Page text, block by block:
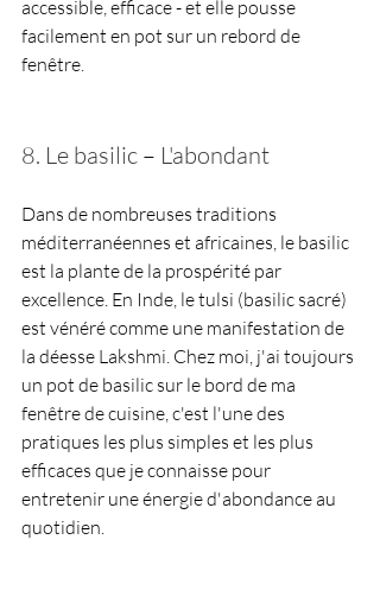
accessible, efficace - et elle pousse
facilement en pot sur un rebord de
fenêtre.
8. Le basilic – L'abondant
Dans de nombreuses traditions
méditerranéennes et africaines, le basilic
est la plante de la prospérité par
excellence. En Inde, le tulsi (basilic sacré)
est vénéré comme une manifestation de
la déesse Lakshmi. Chez moi, j'ai toujours
un pot de basilic sur le bord de ma
fenêtre de cuisine, c'est l'une des
pratiques les plus simples et les plus
efficaces que je connaisse pour
entretenir une énergie d'abondance au
quotidien.